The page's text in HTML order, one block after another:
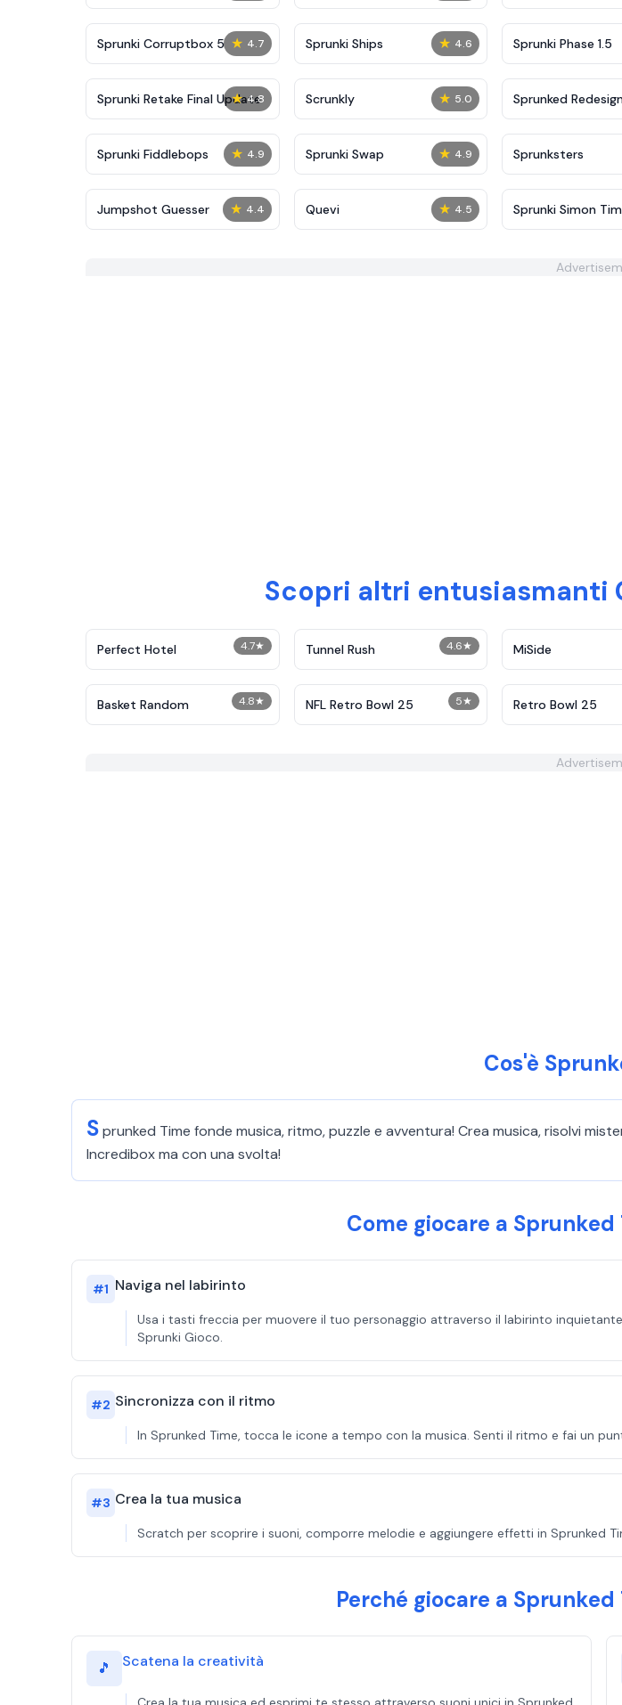
★ 4.7
Sprunki Corruptbox 5 ★ 4.6
Sprunki Ships Sprunki Phase 1.5
★ 4.8
Sprunki Retake Final Update ★ 5.0
Scrunkly Sprunked
★ 4.9
Sprunki Fiddlebops ★ 4.9
Sprunki Swap Sprunksters
★ 4.4
Jumpshot Guesser ★ 4.5
Quevi Sprunki Simon
Scopri altri entusiasmanti
4.7★
Perfect Hotel 4.6★
Tunnel Rush MiSide
4.8★
Basket Random 5★
NFL Retro Bowl 25 Retro Bowl 25
Cos'è
Sprunked Time fonde musica, ritmo, puzzle e avventura! Crea musica, risolvi
Incredibox ma con una svolta!
Come giocare a
#1 Naviga nel labirinto
Usa i tasti freccia per muovere il tuo personaggio attraverso il labirinto
Sprunki Gioco.
#2 Sincronizza con il ritmo
In Sprunked Time, tocca le icone a tempo con la musica. Senti il ritmo e fai un
#3 Crea la tua musica
Scratch per scoprire i suoni, comporre melodie e aggiungere effetti in Sprunked
Perché giocare a
🎵 Scatena la creatività